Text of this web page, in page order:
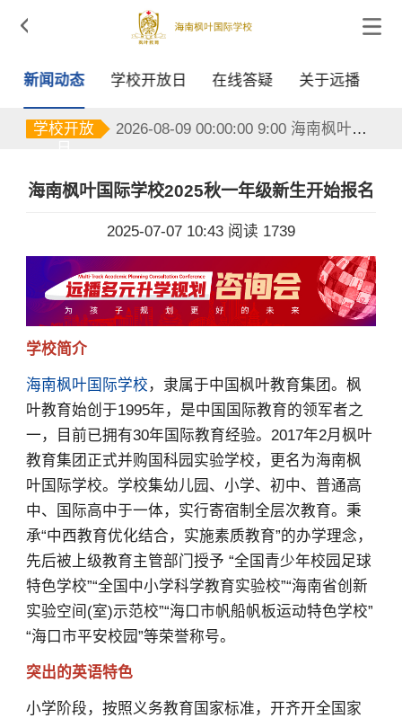

新闻动态 学校开放日 在线答疑 关于远播
学校开放
2026-08-15 00:00:00 8:00 海南枫叶国际学校
2026-08-09 00:00:00 9:00 海南枫叶国际学校
2026-08-12 00:00:00 9:00 海南枫叶国际学校
2026-08-08 00:00:00 9:00 海南枫叶国际学校
海南枫叶国际学校2025秋一年级新生开始报名
2025-07-07 10:43 阅读 1739
学校简介
海南枫叶国际学校 ，隶属于中国枫叶教育集团。枫
叶教育始创于1995年，是中国国际教育的领军者之
一，目前已拥有30年国际教育经验。2017年2月枫叶
教育集团正式并购国科园实验学校，更名为海南枫
叶国际学校。学校集幼儿园、小学、初中、普通高
中、国际高中于一体，实行寄宿制全层次教育。秉
承“中西教育优化结合，实施素质教育”的办学理念，
先后被上级教育主管部门授予 “全国青少年校园足球
特色学校”“全国中小学科学教育实验校”“海南省创新
实验空间(室)示范校”“海口市帆船帆板运动特色学校”
“海口市平安校园”等荣誉称号。
突出的英语特色
小学阶段，按照义务教育国家标准，开齐开全国家